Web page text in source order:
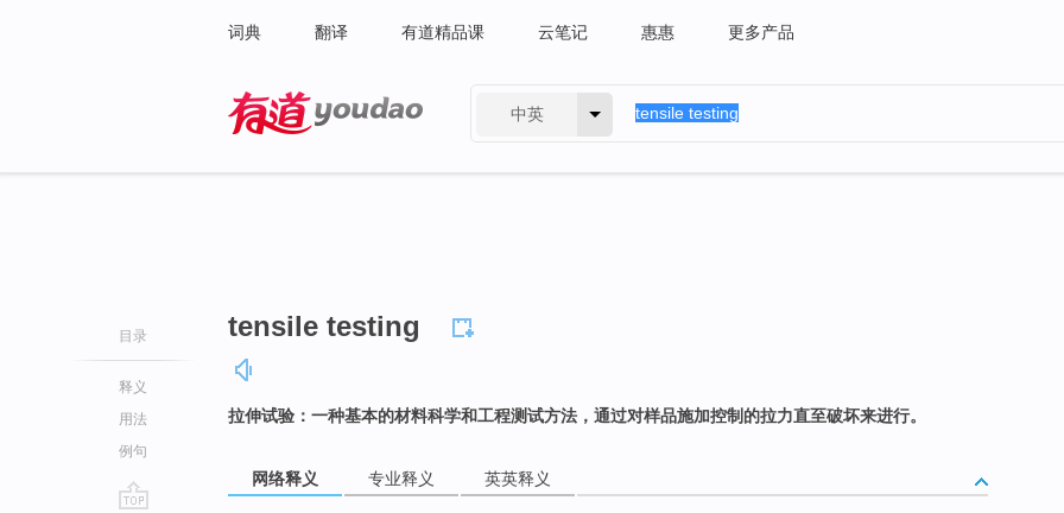
词典 翻译 有道精品课 云笔记 惠惠 更多产品
中英
目录
释义
用法
例句
tensile testing
拉伸试验：一种基本的材料科学和工程测试方法，通过对样品施加控制的拉力直至破坏来进行。
网络释义 专业释义 英英释义